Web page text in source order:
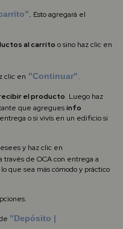
. Esto agregará el
al carrito o sino haz clic en
clic en "Continuar"
el producto. Luego haz
que agreguesinfo
o si vivís en un edificio si
y haz clic en
través de OCA con entrega a
que sea más cómodo y práctico
"Depósito |